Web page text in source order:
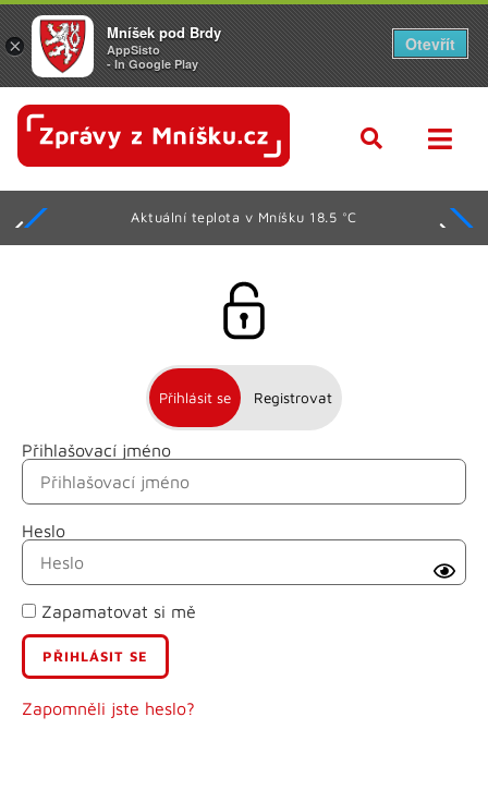
Aktuální teplota v Mníšku 18.5 °C
Přihlásit se Registrovat
Přihlašovací jméno
Heslo
Zapamatovat si mě
Zapomněli jste heslo?
Jméno
Příjmení
E-mail
Uživatelské jméno
×
Mníšek pod Brdy
AppSisto
- In Google Play
Otevřít